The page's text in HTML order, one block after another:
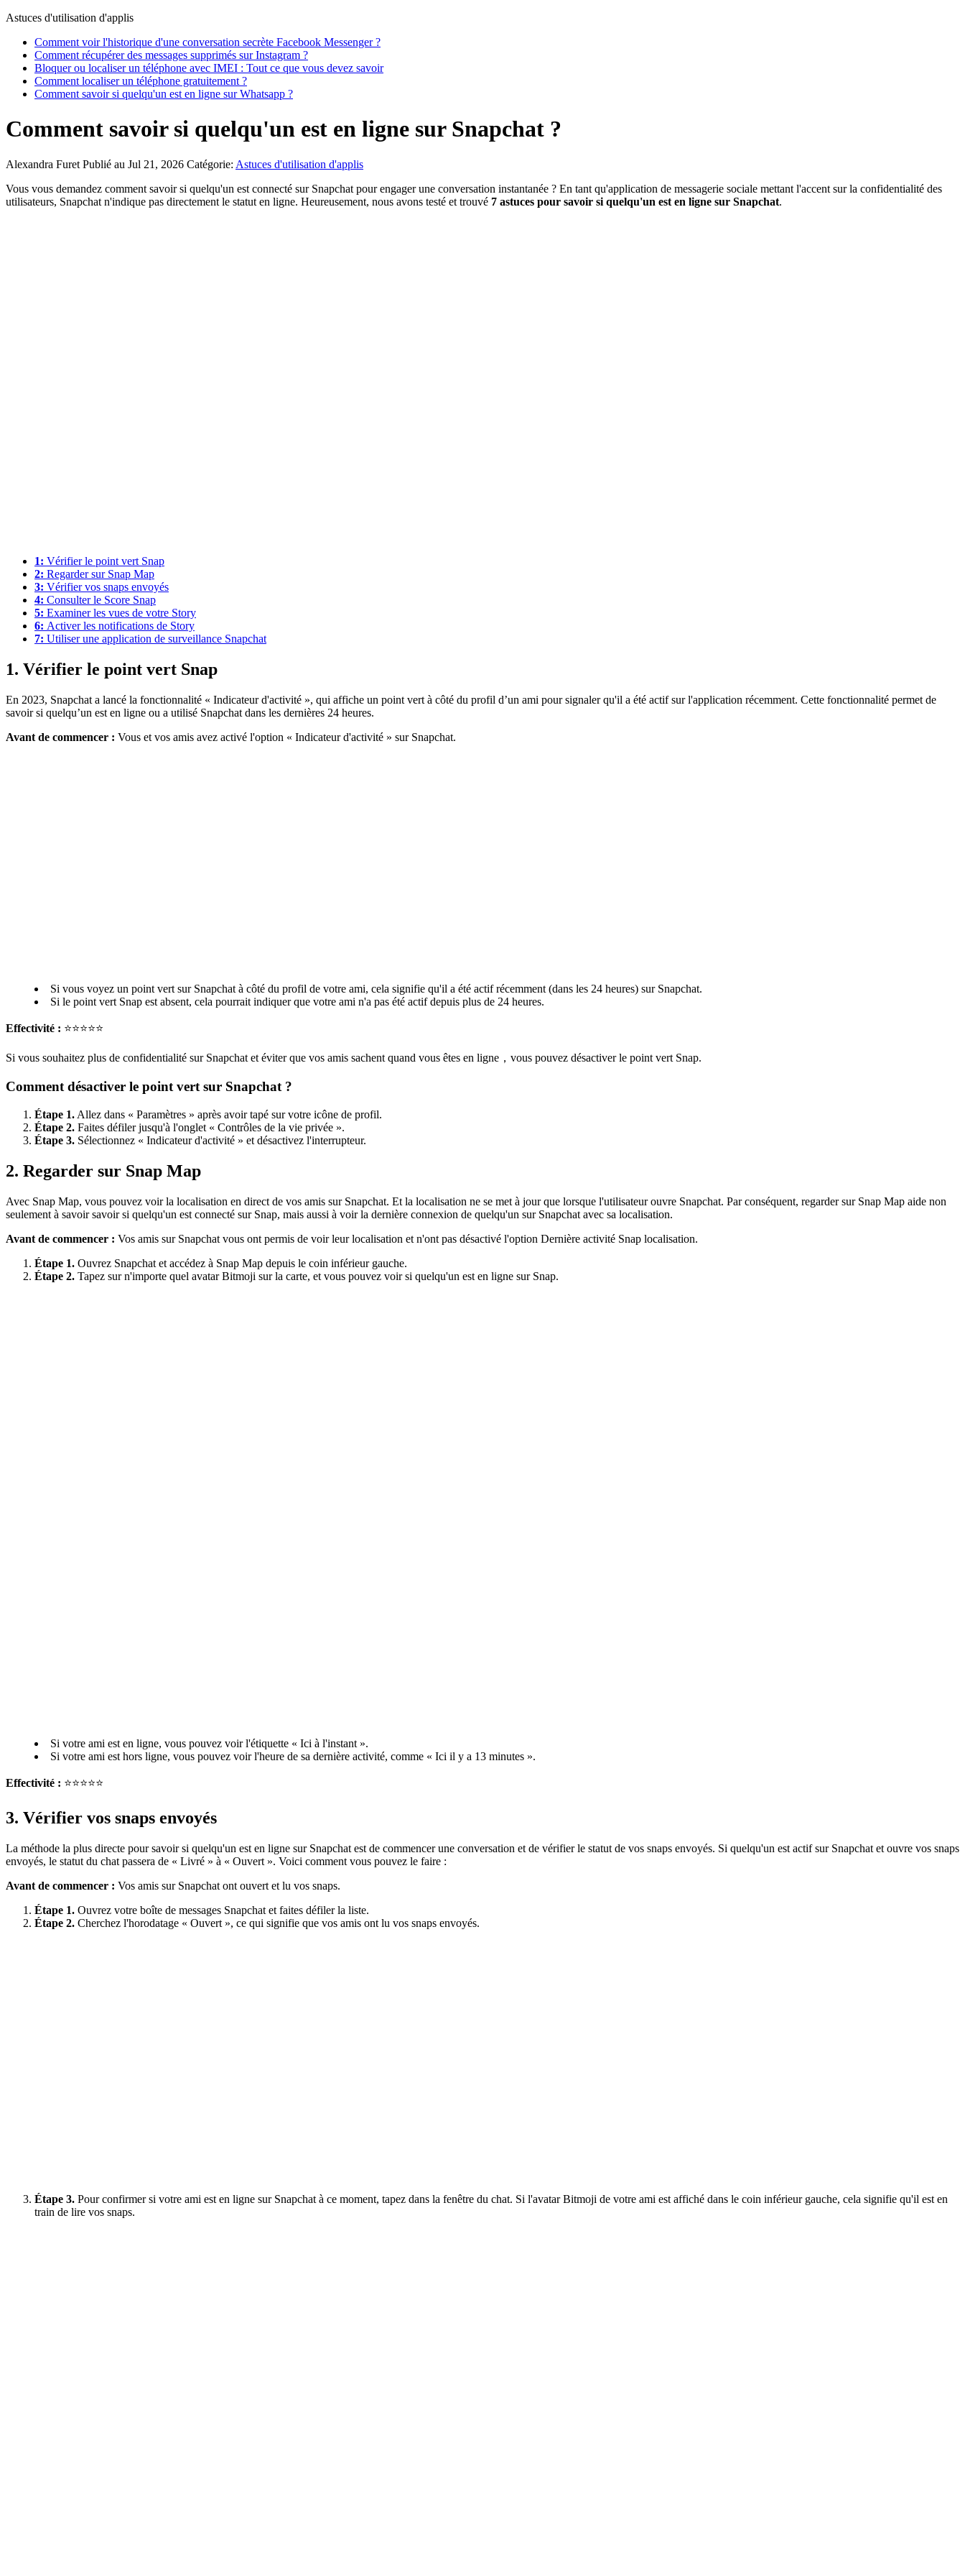
Astuces d'utilisation d'applis
Comment voir l'historique d'une conversation secrète Facebook Messenger ?
Comment récupérer des messages supprimés sur Instagram ?
Bloquer ou localiser un téléphone avec IMEI : Tout ce que vous devez savoir
Comment localiser un téléphone gratuitement ?
Comment savoir si quelqu'un est en ligne sur Whatsapp ?
Comment savoir si quelqu'un est en ligne sur Snapchat ?
Alexandra Furet Publié au Jul 21, 2026 Catégorie: Astuces d'utilisation d'applis
Vous vous demandez comment savoir si quelqu'un est connecté sur Snapchat pour engager une conversation instantanée ? En tant qu'application de messagerie sociale mettant l'accent sur la confidentialité des
utilisateurs, Snapchat n'indique pas directement le statut en ligne. Heureusement, nous avons testé et trouvé 7 astuces pour savoir si quelqu'un est en ligne sur Snapchat.
1: Vérifier le point vert Snap
2: Regarder sur Snap Map
3: Vérifier vos snaps envoyés
4: Consulter le Score Snap
5: Examiner les vues de votre Story
6: Activer les notifications de Story
7: Utiliser une application de surveillance Snapchat
1. Vérifier le point vert Snap
En 2023, Snapchat a lancé la fonctionnalité « Indicateur d'activité », qui affiche un point vert à côté du profil d’un ami pour signaler qu'il a été actif sur l'application récemment. Cette fonctionnalité permet de
savoir si quelqu’un est en ligne ou a utilisé Snapchat dans les dernières 24 heures.
Avant de commencer : Vous et vos amis avez activé l'option « Indicateur d'activité » sur Snapchat.
Si vous voyez un point vert sur Snapchat à côté du profil de votre ami, cela signifie qu'il a été actif récemment (dans les 24 heures) sur Snapchat.
Si le point vert Snap est absent, cela pourrait indiquer que votre ami n'a pas été actif depuis plus de 24 heures.
Effectivité : ⭐⭐⭐⭐⭐
Si vous souhaitez plus de confidentialité sur Snapchat et éviter que vos amis sachent quand vous êtes en ligne，vous pouvez désactiver le point vert Snap.
Comment désactiver le point vert sur Snapchat ?
Étape 1. Allez dans « Paramètres » après avoir tapé sur votre icône de profil.
Étape 2. Faites défiler jusqu'à l'onglet « Contrôles de la vie privée ».
Étape 3. Sélectionnez « Indicateur d'activité » et désactivez l'interrupteur.
2. Regarder sur Snap Map
Avec Snap Map, vous pouvez voir la localisation en direct de vos amis sur Snapchat. Et la localisation ne se met à jour que lorsque l'utilisateur ouvre Snapchat. Par conséquent, regarder sur Snap Map aide non
seulement à savoir savoir si quelqu'un est connecté sur Snap, mais aussi à voir la dernière connexion de quelqu'un sur Snapchat avec sa localisation.
Avant de commencer : Vos amis sur Snapchat vous ont permis de voir leur localisation et n'ont pas désactivé l'option Dernière activité Snap localisation.
Étape 1. Ouvrez Snapchat et accédez à Snap Map depuis le coin inférieur gauche.
Étape 2. Tapez sur n'importe quel avatar Bitmoji sur la carte, et vous pouvez voir si quelqu'un est en ligne sur Snap.
Si votre ami est en ligne, vous pouvez voir l'étiquette « Ici à l'instant ».
Si votre ami est hors ligne, vous pouvez voir l'heure de sa dernière activité, comme « Ici il y a 13 minutes ».
Effectivité : ⭐⭐⭐⭐⭐
3. Vérifier vos snaps envoyés
La méthode la plus directe pour savoir si quelqu'un est en ligne sur Snapchat est de commencer une conversation et de vérifier le statut de vos snaps envoyés. Si quelqu'un est actif sur Snapchat et ouvre vos snaps
envoyés, le statut du chat passera de « Livré » à « Ouvert ». Voici comment vous pouvez le faire :
Avant de commencer : Vos amis sur Snapchat ont ouvert et lu vos snaps.
Étape 1. Ouvrez votre boîte de messages Snapchat et faites défiler la liste.
Étape 2. Cherchez l'horodatage « Ouvert », ce qui signifie que vos amis ont lu vos snaps envoyés.
Étape 3. Pour confirmer si votre ami est en ligne sur Snapchat à ce moment, tapez dans la fenêtre du chat. Si l'avatar Bitmoji de votre ami est affiché dans le coin inférieur gauche, cela signifie qu'il est en
train de lire vos snaps.